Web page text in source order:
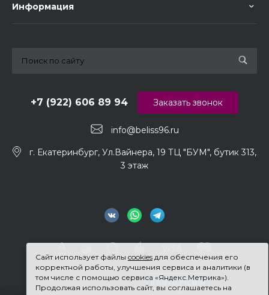
Сайт использует файлы cookiesдля обеспечения его
корректной работы, улучшения сервиса и аналитики (в
том числе с помощью сервиса «Яндекс.Метрика»).
Продолжая использовать сайт, вы соглашаетесь на
Информация
+7 (922) 606 89 94
info@beliss96.ru
Заказать звонок
г. Екатеринбург, Ул.Вайнера, 19 ТЦ "БУМ", бутик 313,
3 этаж